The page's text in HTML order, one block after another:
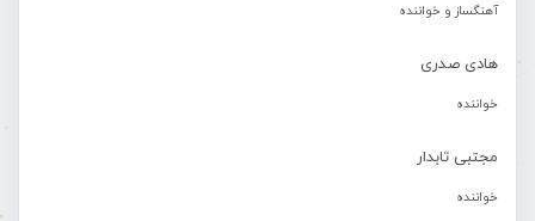
آهنگساز و خواننده
هادی صدری
خواننده
مجتبی تابدار
خواننده